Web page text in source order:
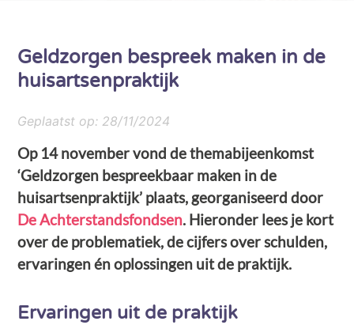
Geldzorgen bespreek maken in de
huisartsenpraktijk
Geplaatst op:28/11/2024
Op 14 november vond de themabijeenkomst
‘Geldzorgen bespreekbaar maken in de
huisartsenpraktijk’ plaats, georganiseerd door
De Achterstandsfondsen. Hieronder lees je kort
over de problematiek, de cijfers over schulden,
ervaringen én oplossingen uit de praktijk.
Ervaringen uit de praktijk